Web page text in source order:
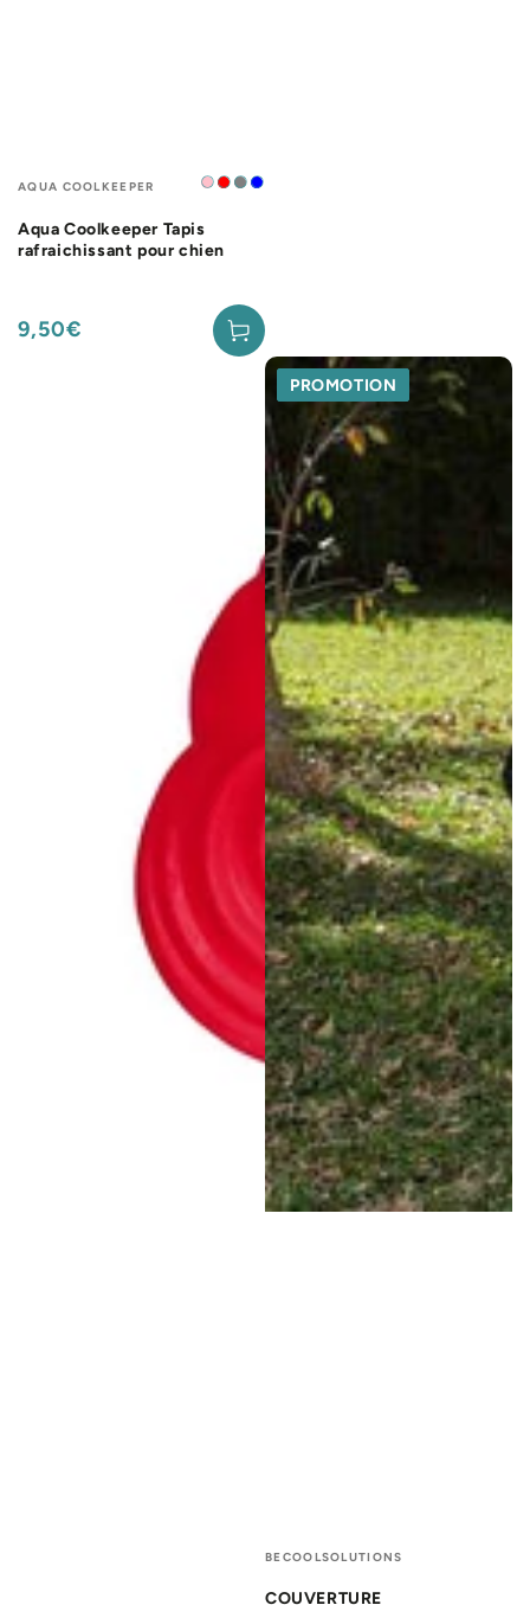
Fournisseur:
AQUA COOLKEEPER Rose
Rouge
GrisBleu
Aqua Coolkeeper Tapis
rafraichissant pour chien
Prix
9,50€
Fournisseur:
BECOOLSOLUTIONS
COUVERTURE
PROMOTION